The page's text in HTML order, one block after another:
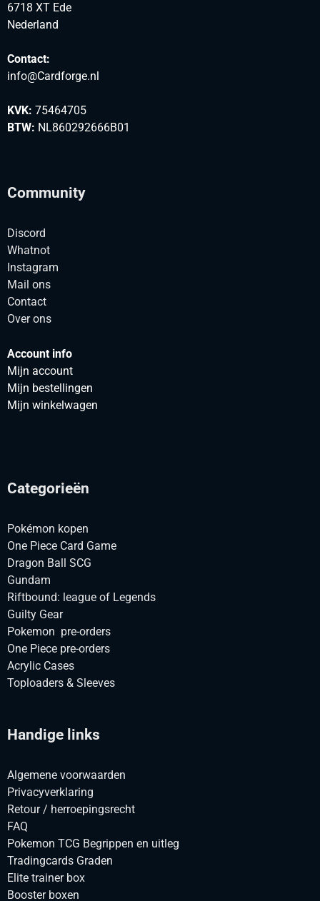
6718 XT Ede
Nederland
Contact:
info@Cardforge.nl
KVK: 75464705
BTW: NL860292666B01
Community
Discord
Whatnot
Instagram
Mail ons
Contact
Over ons
Account info
Mijn account
Mijn bestellingen
Mijn winkelwagen
Categorieën
Pokémon kopen
One Piece Card Game
Dragon Ball SCG
Gundam
Riftbound: league of Legends
Guilty Gear
Pokemon pre-orders
One Piece pre-orders
Acrylic Cases
Toploaders & Sleeves
Handige links
Algemene voorwaarden
Privacyverklaring
Retour / herroepingsrecht
FAQ
Pokemon TCG Begrippen en uitleg
Tradingcards Graden
Elite trainer box
Booster boxen